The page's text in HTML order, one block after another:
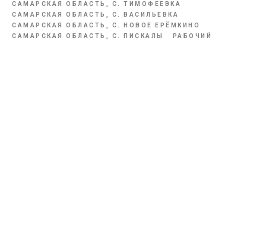
САМАРСКАЯ ОБЛАСТЬ, С. ТИМОФЕЕВКА
САМАРСКАЯ ОБЛАСТЬ, С. ВАСИЛЬЕВКА
САМАРСКАЯ ОБЛАСТЬ, С. НОВОЕ ЕРЁМКИНО
САМАРСКАЯ ОБЛАСТЬ, С. ПИСКАЛЫ
РАБОЧИЙ